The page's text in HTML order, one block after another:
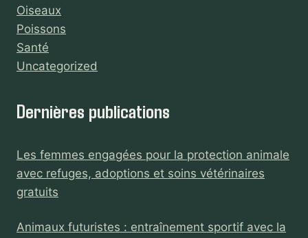
Oiseaux
Poissons
Santé
Uncategorized
Dernières publications
Les femmes engagées pour la protection animale
avec refuges, adoptions et soins vétérinaires
gratuits
Animaux futuristes : entraînement sportif avec la